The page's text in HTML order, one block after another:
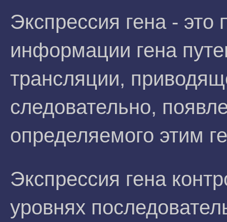
Экспрессия гена - это
информации гена
трансляции,
следовательно,
определяемого этим
Экспрессия гена
уровнях